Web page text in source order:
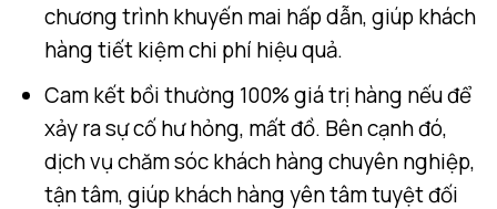
chương trình khuyến mai hấp dẫn, giúp khách
hàng tiết kiệm chi phí hiệu quả.
Cam kết bồi thường 100% giá trị hàng nếu để
xảy ra sự cố hư hỏng, mất đồ. Bên cạnh đó,
dịch vụ chăm sóc khách hàng chuyên nghiệp,
tận tâm, giúp khách hàng yên tâm tuyệt đối